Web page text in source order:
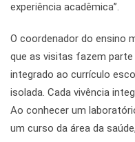
experiência acadêmica”.
O coordenador do ensino
que as visitas fazem
integrado ao currículo
isolada. Cada vivência
Ao conhecer um
um curso da área da